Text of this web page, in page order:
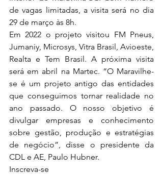
de vagas limitadas, a visita será no dia
29 de março às 8h.
Em 2022 o projeto visitou FM Pneus,
Jumaniy, Microsys, Vitra Brasil, Avioeste,
Realta e Tem Brasil. A próxima visita
será em abril na Martec. “O Maravilhe-
se é um projeto antigo das entidades
que conseguimos tornar realidade no
ano passado. O nosso objetivo é
divulgar empresas e conhecimento
sobre gestão, produção e estratégias
de negócio”, disse o presidente da
CDL e AE, Paulo Hubner.